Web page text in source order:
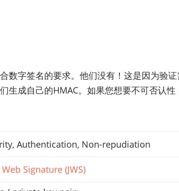
数字签名的要求。他们没有！这是因为验
成自己的HMAC。如果您想要不可否认性
Authentication, Non-repudiation
Web Signature (JWS)